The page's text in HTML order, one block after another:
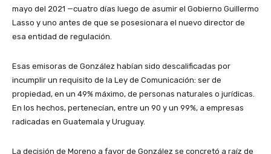
mayo del 2021 —cuatro días luego de asumir el Gobierno Guillermo
Lasso y uno antes de que se posesionara el nuevo director de
esa entidad de regulación.
Esas emisoras de González habían sido descalificadas por
incumplir un requisito de la Ley de Comunicación: ser de
propiedad, en un 49% máximo, de personas naturales o jurídicas.
En los hechos, pertenecían, entre un 90 y un 99%, a empresas
radicadas en Guatemala y Uruguay.
La decisión de Moreno a favor de González se concretó a raíz de